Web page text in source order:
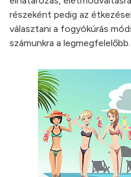
részeként pedig az
választani a fogyókúrás
számunkra a legmegfelelőbb.